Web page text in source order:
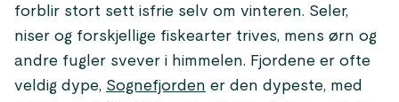
forblir stort sett isfrie selv om vinteren. Seler,
niser og forskjellige fiskearter trives, mens ørn og
andre fugler svever i himmelen. Fjordene er ofte
veldig dype, Sognefjorden er den dypeste, med